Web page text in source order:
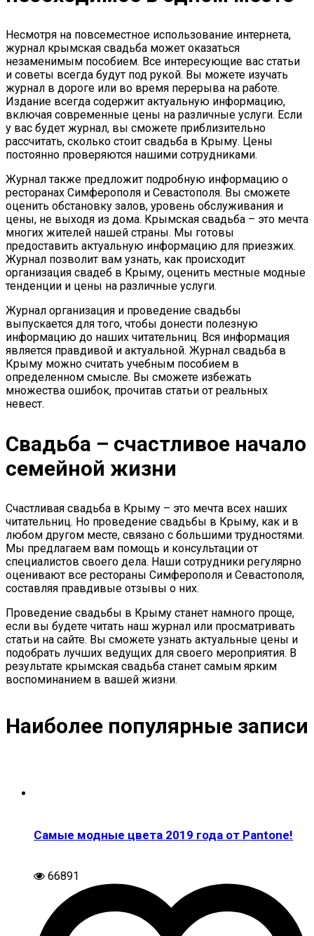
Несмотря на повсеместное использование интернета,
журнал крымская свадьба может оказаться
незаменимым пособием. Все интересующие вас статьи
и советы всегда будут под рукой. Вы можете изучать
журнал в дороге или во время перерыва на работе.
Издание всегда содержит актуальную информацию,
включая современные цены на различные услуги. Если
у вас будет журнал, вы сможете приблизительно
рассчитать, сколько стоит свадьба в Крыму. Цены
постоянно проверяются нашими сотрудниками.
Журнал также предложит подробную информацию о
ресторанах Симферополя и Севастополя. Вы сможете
оценить обстановку залов, уровень обслуживания и
цены, не выходя из дома. Крымская свадьба – это мечта
многих жителей нашей страны. Мы готовы
предоставить актуальную информацию для приезжих.
Журнал позволит вам узнать, как происходит
организация свадеб в Крыму, оценить местные модные
тенденции и цены на различные услуги.
Журнал организация и проведение свадьбы
выпускается для того, чтобы донести полезную
информацию до наших читательниц. Вся информация
является правдивой и актуальной. Журнал свадьба в
Крыму можно считать учебным пособием в
определенном смысле. Вы сможете избежать
множества ошибок, прочитав статьи от реальных
невест.
Свадьба – счастливое начало
семейной жизни
Счастливая свадьба в Крыму – это мечта всех наших
читательниц. Но проведение свадьбы в Крыму, как и в
любом другом месте, связано с большими трудностями.
Мы предлагаем вам помощь и консультации от
специалистов своего дела. Наши сотрудники регулярно
оценивают все рестораны Симферополя и Севастополя,
составляя правдивые отзывы о них.
Проведение свадьбы в Крыму станет намного проще,
если вы будете читать наш журнал или просматривать
статьи на сайте. Вы сможете узнать актуальные цены и
подобрать лучших ведущих для своего мероприятия. В
результате крымская свадьба станет самым ярким
воспоминанием в вашей жизни.
Наиболее популярные записи
Самые модные цвета 2019 года от Pantone!
66891